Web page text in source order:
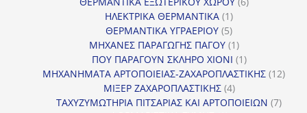
ΗΛΕΚΤΡΙΚΑ ΘΕΡΜΑΝΤΙΚΑ 11
προϊόν
ΘΕΡΜΑΝΤΙΚΑ ΥΓΡΑΕΡΙΟΥ 55
προϊόντα
ΜΗΧΑΝΕΣ ΠΑΡΑΓΩΓΗΣ ΠΑΓΟΥ 11
προϊόν
ΠΟΥ ΠΑΡΑΓΟΥΝ ΣΚΛΗΡΟ ΧΙΟΝΙ 11
προϊόν
ΜΗΧΑΝΗΜΑΤΑ ΑΡΤΟΠΟΙΕΙΑΣ-ΖΑΧΑΡΟΠΛΑΣΤΙΚΗΣ 1212
ΜΙΞΕΡ ΖΑΧΑΡΟΠΛΑΣΤΙΚΗΣ 44
προϊόντα
ΤΑΧΥΖΥΜΩΤΗΡΙΑ ΠΙΤΣΑΡΙΑΣ ΚΑΙ ΑΡΤΟΠΟΙΕΙΩΝ 77